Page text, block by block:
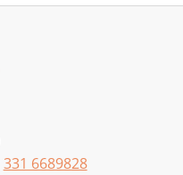
331 6689828